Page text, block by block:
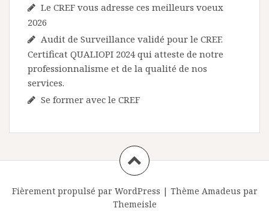
Le CREF vous adresse ces meilleurs voeux
2026
Audit de Surveillance validé pour le CREF.
Certificat QUALIOPI 2024 qui atteste de notre
professionnalisme et de la qualité de nos
services.
Se former avec le CREF
Fièrement propulsé par WordPress | Thème Amadeus par
Themeisle